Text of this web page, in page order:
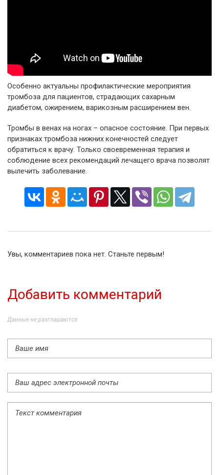
Особенно актуальны профилактические мероприятия
тромбоза для пациентов, страдающих сахарным
диабетом, ожирением, варикозным расширением вен.
Тромбы в венах на ногах – опасное состояние. При первых
признаках тромбоза нижних конечностей следует
обратиться к врачу. Только своевременная терапия и
соблюдение всех рекомендаций лечащего врача позволят
вылечить заболевание.
Увы, комментариев пока нет. Станьте первым!
Добавить комментарий
Данные не разглашаются